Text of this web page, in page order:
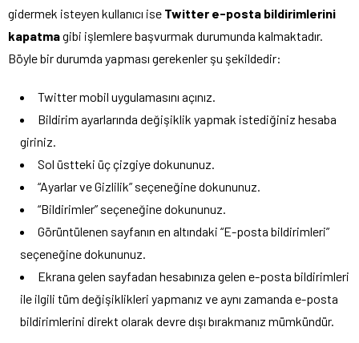
gidermek isteyen kullanıcı ise Twitter e-posta bildirimlerini
kapatmagibi işlemlere başvurmak durumunda kalmaktadır.
Böyle bir durumda yapması gerekenler şu şekildedir:
Twitter mobil uygulamasını açınız.
Bildirim ayarlarında değişiklik yapmak istediğiniz hesaba
giriniz.
Sol üstteki üç çizgiye dokununuz.
“Ayarlar ve Gizlilik” seçeneğine dokununuz.
“Bildirimler” seçeneğine dokununuz.
Görüntülenen sayfanın en altındaki “E-posta bildirimleri”
seçeneğine dokununuz.
Ekrana gelen sayfadan hesabınıza gelen e-posta bildirimleri
ile ilgili tüm değişiklikleri yapmanız ve aynı zamanda e-posta
bildirimlerini direkt olarak devre dışı bırakmanız mümkündür.